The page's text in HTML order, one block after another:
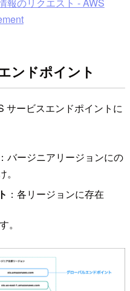
ンドポイント
サービスエンドポイントに
：バージニアリージョンにの
：各リージョンに存在
。